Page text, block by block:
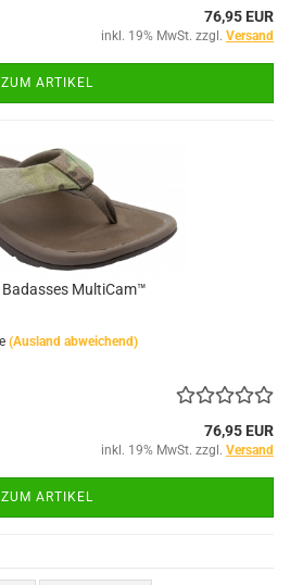
76,95 EUR
inkl. 19% MwSt. zzgl. Versand
ZUM ARTIKEL
MultiCam™
(Ausland abweichend)
76,95 EUR
inkl. 19% MwSt. zzgl. Versand
ZUM ARTIKEL